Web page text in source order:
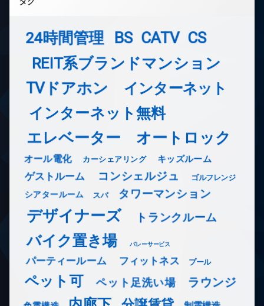
24時間管理 BS CATV CS
REIT系ブランドマンション
TVドアホン インターネット
インターネット無料
エレベーター オートロック
オール電化 カーシェアリング キッズルーム
ゲストルーム コンシェルジュ ゴルフレンジ
シアタールーム スパ タワーマンション
デザイナーズ トランクルーム
バイク置き場 バレーサービス
パーティールーム フィットネス プール
ペット可 ペット足洗い場 ラウンジ